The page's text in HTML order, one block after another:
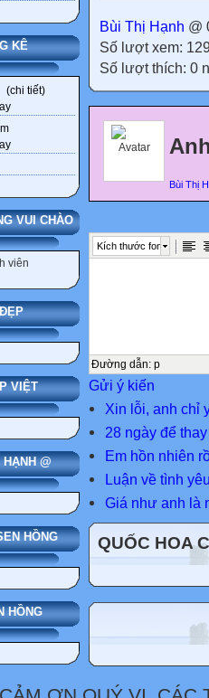
KÊ
(chi tiết)
VUI CHÀO
viên
VIỆT
@
HỒNG
HỒNG
Bùi Thị Hạnh @
Số lượt xem:
Số lượt thích: 0
Bùi Thị
Kích thước font
Đường dẫn: p
Gửi ý kiến
Xin lỗi, anh chỉ
28 ngày để
Em hồn nhiên
Luận về tình
Giá như anh là
QUỐC HOA